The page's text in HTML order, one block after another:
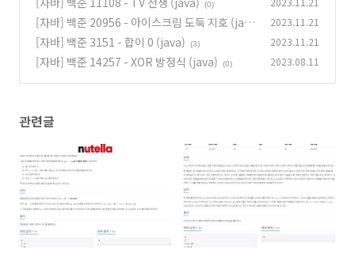
(0)
[자바] 백준 20956 - 아이스크림 도둑 지호 (jav
a) (0)
2023.11.21
[자바] 백준 3151 - 합이 0 (java) (3) 2023.11.21
[자바] 백준 14257 - XOR 방정식 (java) (0) 2023.08.11
관련글